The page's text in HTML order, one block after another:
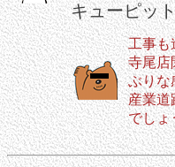
キューピッ
工事も
寺尾店
ぶりな
産業道
でしょ